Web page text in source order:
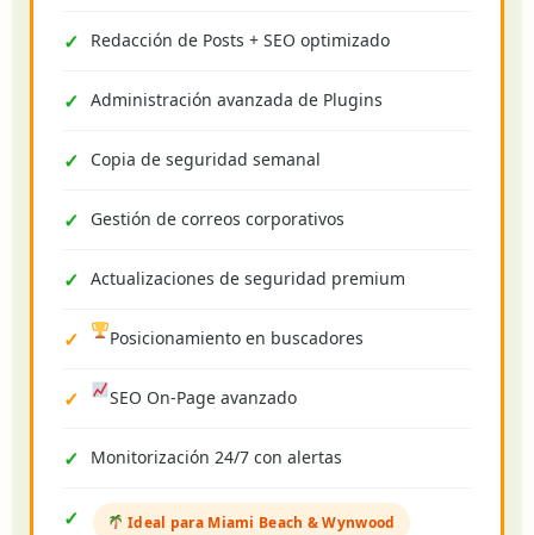
Redacción de Posts + SEO optimizado
Administración avanzada de Plugins
Copia de seguridad semanal
Gestión de correos corporativos
Actualizaciones de seguridad premium
Posicionamiento en buscadores
SEO On-Page avanzado
Monitorización 24/7 con alertas
Ideal para Miami Beach & Wynwood